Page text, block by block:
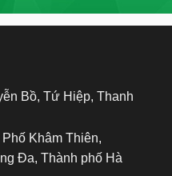
Bồ, Tứ Hiệp, Thanh
Khâm Thiên,
Đa, Thành phố Hà